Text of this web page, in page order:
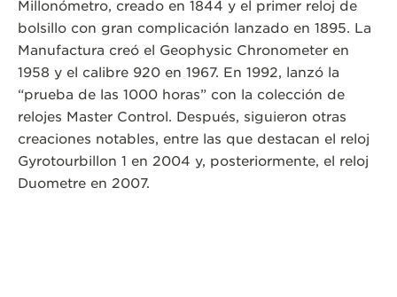
Millonómetro, creado en 1844 y el primer reloj de
bolsillo con gran complicación lanzado en 1895. La
Manufactura creó el Geophysic Chronometer en
1958 y el calibre 920 en 1967. En 1992, lanzó la
“prueba de las 1000 horas” con la colección de
relojes Master Control. Después, siguieron otras
creaciones notables, entre las que destacan el reloj
Gyrotourbillon 1 en 2004 y, posteriormente, el reloj
Duometre en 2007.